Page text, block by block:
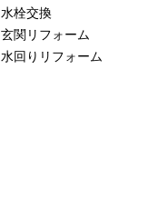
水栓交換
玄関リフォーム
水回りリフォーム